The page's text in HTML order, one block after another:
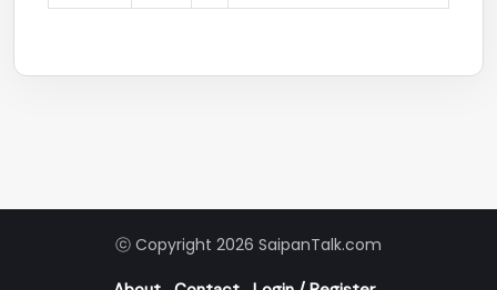
ⓒ Copyright 2026 SaipanTalk.com